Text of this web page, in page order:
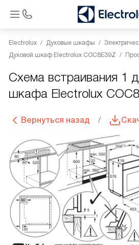
Electrolux Духовые шкафы
Духовой шкаф Electrolux COC8E39Z
Схема встраивания 1
шкафа Electrolux
Вернуться назад